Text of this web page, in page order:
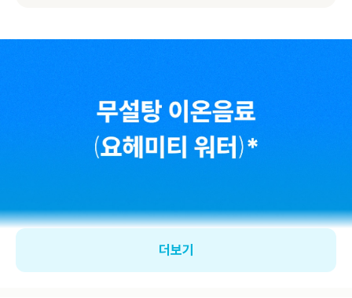
더보기